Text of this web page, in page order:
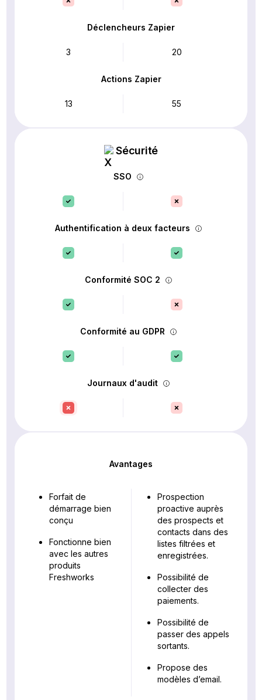
Déclencheurs Zapier
3 20
Actions Zapier
13 55
Sécurité
SSO
Authentification à deux facteurs
Conformité SOC 2
Conformité au GDPR
Journaux d'audit
Avantages
Forfait de
démarrage bien
conçu
Fonctionne bien
avec les autres
produits
Freshworks
Prospection
proactive auprès
des prospects et
contacts dans des
listes filtrées et
enregistrées.
Possibilité de
collecter des
paiements.
Possibilité de
passer des appels
sortants.
Propose des
modèles d’email.